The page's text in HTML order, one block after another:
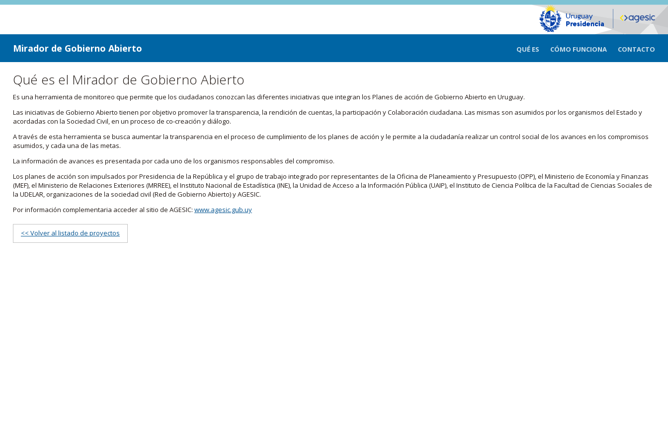
ir a contenido
ir al menú
Mirador de Gobierno Abierto QUÉ ES CÓMO FUNCIONA CONTACTO
Qué es el Mirador de Gobierno Abierto
Es una herramienta de monitoreo que permite que los ciudadanos conozcan las diferentes iniciativas que integran los Planes de acción de Gobierno Abierto en Uruguay.
Las iniciativas de Gobierno Abierto tienen por objetivo promover la transparencia, la rendición de cuentas, la participación y Colaboración ciudadana. Las mismas son asumidos por los organismos del Estado y
acordadas con la Sociedad Civil, en un proceso de co-creación y diálogo.
A través de esta herramienta se busca aumentar la transparencia en el proceso de cumplimiento de los planes de acción y le permite a la ciudadanía realizar un control social de los avances en los compromisos
asumidos, y cada una de las metas.
La información de avances es presentada por cada uno de los organismos responsables del compromiso.
Los planes de acción son impulsados por Presidencia de la República y el grupo de trabajo integrado por representantes de la Oficina de Planeamiento y Presupuesto (OPP), el Ministerio de Economía y Finanzas
(MEF), el Ministerio de Relaciones Exteriores (MRREE), el Instituto Nacional de Estadística (INE), la Unidad de Acceso a la Información Pública (UAIP), el Instituto de Ciencia Política de la Facultad de Ciencias Sociales de
la UDELAR, organizaciones de la sociedad civil (Red de Gobierno Abierto) y AGESIC.
Por información complementaria acceder al sitio de AGESIC: www.agesic.gub.uy
<< Volver al listado de proyectos